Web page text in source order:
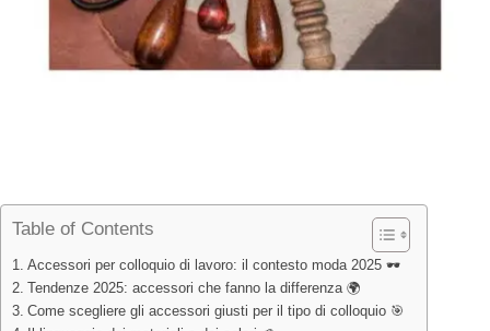
ordinario in un biglietto da visita di successo.
Come diceva Coco Chanel,“La semplicità è la chiave della vera
Table of Contents
Accessori per colloquio di lavoro: il contesto moda 2025 🕶️
Tendenze 2025: accessori che fanno la differenza 🌍
Come scegliere gli accessori giusti per il tipo di colloquio 🎯